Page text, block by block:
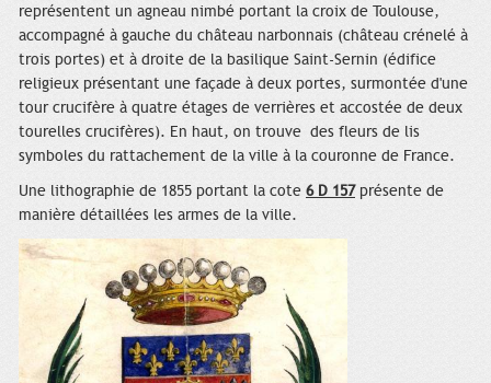
représentent un agneau nimbé portant la croix de Toulouse,
accompagné à gauche du château narbonnais (château crénelé à
trois portes) et à droite de la basilique Saint-Sernin (édifice
religieux présentant une façade à deux portes, surmontée d'une
tour crucifère à quatre étages de verrières et accostée de deux
tourelles crucifères). En haut, on trouve des fleurs de lis
symboles du rattachement de la ville à la couronne de France.
Une lithographie de 1855 portant la cote 6 D 157présente de
manière détaillées les armes de la ville.